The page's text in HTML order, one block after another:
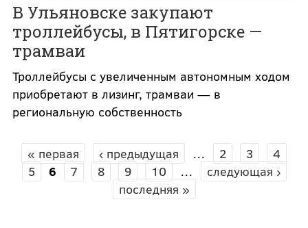
В Ульяновске закупают
троллейбусы, в Пятигорске —
трамваи
Троллейбусы с увеличенным автономным ходом
приобретают в лизинг, трамваи — в
региональную собственность
СТРАНИЦЫ
« первая ‹ предыдущая … 2 3
4
5
6 7 8 9 10 …
следующая ›
последняя »